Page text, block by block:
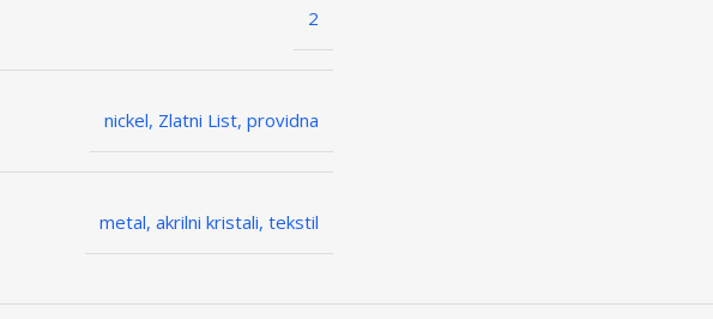
2
nickel, Zlatni List, providna
metal, akrilni kristali, tekstil